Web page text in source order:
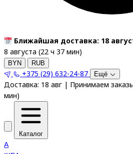
Ближайшая доставка: 18
8 августа (22 ч 37 мин)
BYN RUB
+375 (29) 632-24-87 Ещё
Доставка: 18 авг | Принимаем
мин)
Каталог
A